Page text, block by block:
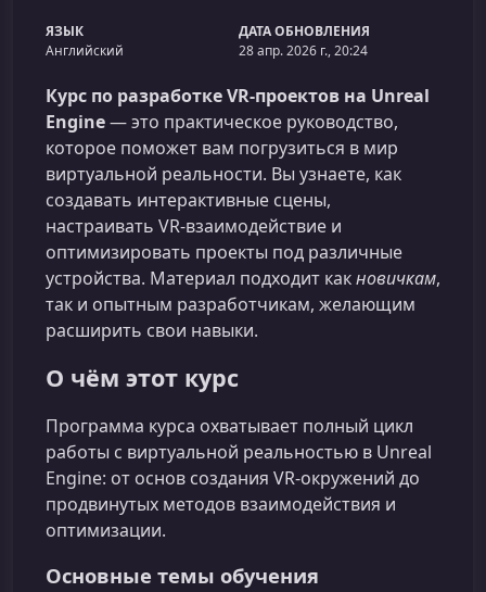
ЯЗЫК
Английский
ДАТА ОБНОВЛЕНИЯ
28 апр. 2026 г., 20:24
Курс по разработке VR-проектов на Unreal
Engine— это практическое руководство,
которое поможет вам погрузиться в мир
виртуальной реальности. Вы узнаете, как
создавать интерактивные сцены,
настраивать VR‑взаимодействие и
оптимизировать проекты под различные
устройства. Материал подходит какновичкам,
так и опытным разработчикам, желающим
расширить свои навыки.
О чём этот курс
Программа курса охватывает полный цикл
работы с виртуальной реальностью в Unreal
Engine: от основ создания VR‑окружений до
продвинутых методов взаимодействия и
оптимизации.
Основные темы обучения